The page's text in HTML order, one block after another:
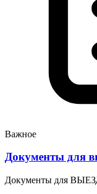
Важное
Документы для
Документы для